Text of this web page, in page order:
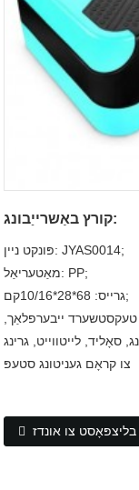
קורץ באַשרייַבונג:
פּונקט ניין: JYAS0014;
מאַטעריאַל: PP;
גרייס: 68*28*10/16קם;
ייבערפלאַך,
לייטווייט, גרינג
צו קראָם געניטונג סטעפּ
בליצפּאָסט צו אונדז